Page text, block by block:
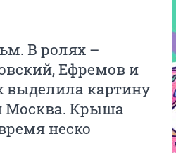
В ролях –
Ефремов и
выделила картину
Москва. Крыша
неско